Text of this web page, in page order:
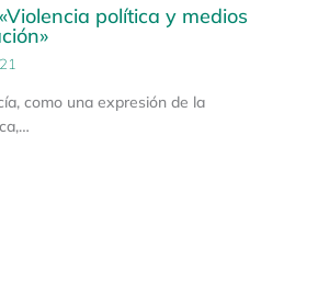
política y medios
como una expresión de la